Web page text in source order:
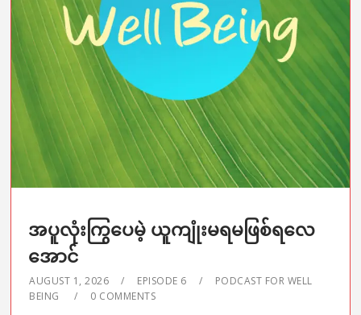
အပူလုံးကြွပေမဲ့ ယူကျုံးမရမဖြစ်ရလေ
အောင်
AUGUST 1, 2026 EPISODE 6
PODCAST FOR WELL
BEING
0 COMMENTS